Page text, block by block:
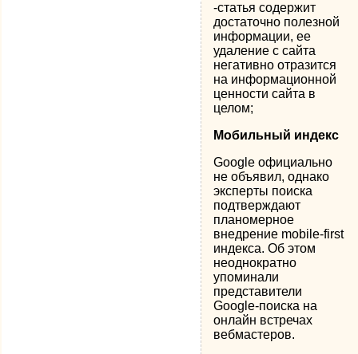
-статья содержит
достаточно полезной
информации, ее
удаление с сайта
негативно отразится
на информационной
ценности сайта в
целом;
Мобильный индекс
Google официально
не объявил, однако
эксперты поиска
подтверждают
планомерное
внедрение mobile-first
индекса. Об этом
неоднократно
упоминали
представители
Google-поиска на
онлайн встречах
вебмастеров.